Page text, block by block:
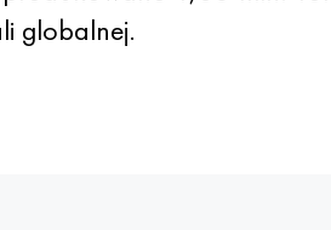
globalnej.